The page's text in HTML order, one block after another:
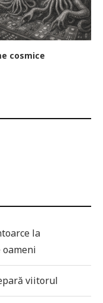
cosmice
la
viitorul